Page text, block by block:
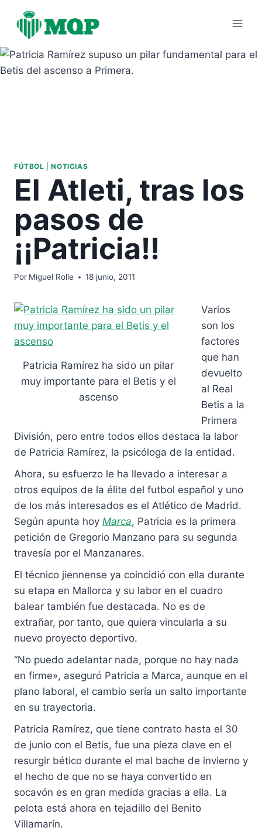
contenido
FÚTBOL |NOTICIAS
El Atleti, tras los
pasos de
¡¡Patricia!!
Por Miguel Rolle 18 junio, 2011
Patricia Ramírez ha sido un pilar
muy importante para el Betis y el
ascenso
Varios
son los
factores
que han
devuelto
al Real
Betis a la
Primera
División, pero entre todos ellos destaca la labor
de Patricia Ramírez, la psicóloga de la entidad.
Ahora, su esfuerzo le ha llevado a interesar a
otros equipos de la élite del futbol español y uno
de los más interesados es el Atlético de Madrid.
Según apunta hoy Marca, Patricia es la primera
petición de Gregorio Manzano para su segunda
travesía por el Manzanares.
El técnico jiennense ya coincidió con ella durante
su etapa en Mallorca y su labor en el cuadro
balear también fue destacada. No es de
extrañar, por tanto, que quiera vincularla a su
nuevo proyecto deportivo.
“No puedo adelantar nada, porque no hay nada
en firme», aseguró Patricia a Marca, aunque en el
plano laboral, el cambio sería un salto importante
en su trayectoria.
Patricia Ramírez, que tiene contrato hasta el 30
de junio con el Betis, fue una pieza clave en el
resurgir bético durante el mal bache de invierno y
el hecho de que no se haya convertido en
socavón es en gran medida gracias a ella. La
pelota está ahora en tejadillo del Benito
Villamarín.